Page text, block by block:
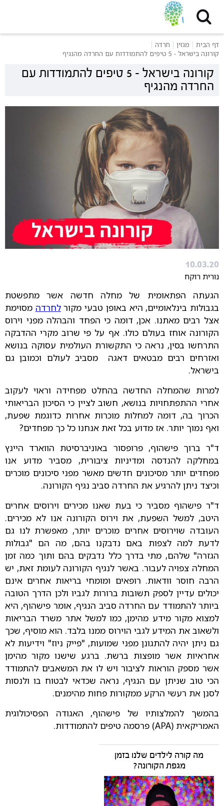
דף הבית מגזין
חרדה
קורונה בישראל - 5 טיפים להתמודדות עם החרדה מהנגיף
קורונה בישראל - 5 טיפים להתמודדות עם
החרדה מהנגיף
10.03.20
נורית רוקח
הגעתה הפתאומית של מחלה חדשה אשר מתפשטת
בגבולות בינלאומיים, היא באופן טבעי מקורלחרדה מסוימת
אצל רבים מאתנו. אכן, דומה כי הפחד והבהלה מפני וירוס
הקורונה אוחז בעולם כולו. אף על פי שרוב מקרי ההדבקה
התרחשו בסין, נראה כי התקשורת העולמית עסוקה בנושא
ואזרחים רבים מבטאים דאגה מסביב לעולם וכמובן גם
בישראל.
למרות שהמחלה החדשה בהחלט מפחידה וראוי לעקוב
אחרי ההתפתחויות בנושא, חשוב לציין כי הסיכון הבריאותי
הכרוך בה, דומה למחלות מוכרות אחרות כדוגמת שפעת,
ואף נמוך יותר. אז מדוע בכל זאת אנחנו כל כך מפחדים?
ד"ר ברוך פישהוף, פרופסור באוניברסיטת הווארד היינץ
במחלקה להנדסה ומדיניות ציבורית, מסביר מדוע אנו
מפחדים יותר מסיכונים חדשים מאשר מפני סיכונים מוכרים
וכיצד ניתן להרגיע את החרדה סביב נגיף הקורונה.
ד"ר פישהוף מסביר כי בעת שאנו מכירים וירוסים אחרים
היטב, למשל השפעת, את וירוס הקורונה אנו לא מכירים.
העובדה שוירוסים אחרים מוכרים יותר, מאפשרת לנו גם
לדעת למה לצפות באם נדבקנו בהם, מה הם "גבולות
הגזרה" שלהם, מתי בדרך כלל נדבקים בהם ותוך כמה זמן
המחלה צפויה לעבור. באשר לנגיף הקורונה לעומת זאת, יש
הרבה חוסר וודאות. רופאים ומומחי בריאות אחרים אינם
יכולים עדיין לספק תשובות ברורות לגביו ולכן הדרך הטובה
ביותר להתמודד עם החרדה סביב הנגיף, אומר פישהוף, היא
למצוא מקור מידע מהימן, כמו למשל אתר משרד הבריאות
ולשאוב את המידע לגבי הוירוס ממנו בלבד. הוא מוסיף, שכך
גם ניתן יהיה להתגונן מפני שמועות, "פייק ניוז" וידיעות לא
אחראיות אשר מופצות ברשת. ברגע שישנו מקור מהימן
אשר מספק הוראות לציבור ויש לו את המשאבים להתמודד
הכי טוב שניתן עם הנגיף, נראה שכדאי לבטוח בו ולנסות
לסנן את רעשי הרקע ממקורות פחות מהימנים.
בהמשך להמלצותיו של פישהוף, האגודה הפסיכולוגית
האמריקאית (APA) פרסמה טיפים להתמודדות.
מה קורה לילדים שלנו בזמן
מגפת הקורונה?